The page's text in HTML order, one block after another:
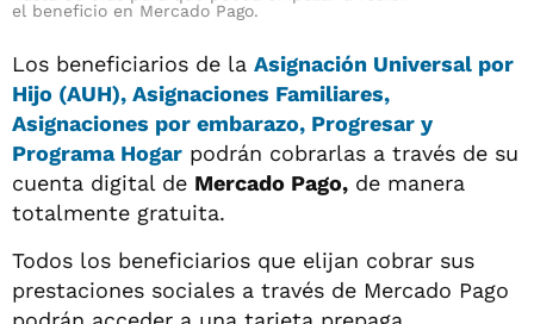
el beneficio en Mercado Pago.
Los beneficiarios de la Asignación Universal por
Hijo (AUH), Asignaciones Familiares,
Asignaciones por embarazo, Progresar y
Programa Hogar podrán cobrarlas a través de su
cuenta digital de Mercado Pago, de manera
totalmente gratuita.
Todos los beneficiarios que elijan cobrar sus
prestaciones sociales a través de Mercado Pago